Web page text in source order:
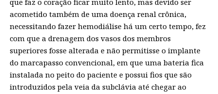
acometido também de uma doença renal crônica,
necessitando fazer hemodiálise há um certo tempo, fez
com que a drenagem dos vasos dos membros
superiores fosse alterada e não permitisse o implante
do marcapasso convencional, em que uma bateria fica
instalada no peito do paciente e possui fios que são
introduzidos pela veia da subclávia até chegar ao